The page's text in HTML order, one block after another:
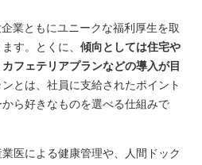
業ともにユニークな福利厚生を取
す。とくに、 傾向としては住宅や
フェテリアプランなどの導入が目
とは、社員に支給されたポイント
ら好きなものを選べる仕組みで
医による健康管理や、人間ドック